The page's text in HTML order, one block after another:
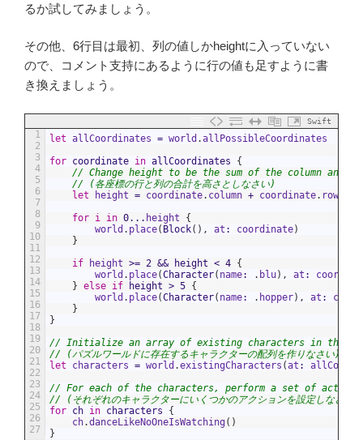
るか試してみましょう。
その他、6行目は最初、列の値しかheightに入っていない
ので、コメント支持にあるように行の値も足すように書
き換えましょう。
Swift
1
2
3
4
5
6
7
8
9
10
11
12
13
14
15
16
17
18
19
20
21
22
23
24
25
26
27
let allCoordinates = world .allPossibleCoordinates
for coordinate in allCoordinates
{
// Change height to be the sum of the column and
// (各座標の行と列の合計を高さとしなさい)
let
height = coordinate. column + coordinate. row
for i in 0... height
{
world . place( Block( ) , at : coordinate)
}
if
height >= 2 && height < 4 {
world . place(Character( name: . blu) , at :
} else if height > 5 {
world . place(Character( name: . hopper) , at :
}
}
// Initialize an array of existing characters in the
// (パズルワールドに存在するキャラクターの配列を作りなさい)
let
characters = world .existingCharacters (at :
// For each of the characters, perform a set of
// (それぞれのキャラクターにいくつかのアクションを設定しなさい)
for ch in characters
{
ch.danceLikeNoOneIsWatching ( )
}